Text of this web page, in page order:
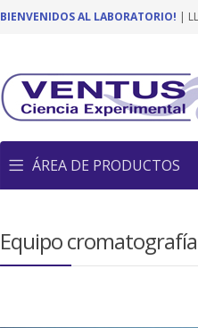
BIENVENIDOS AL LABORATORIO! |
ÁREA DE PRODUCTOS
Equipo